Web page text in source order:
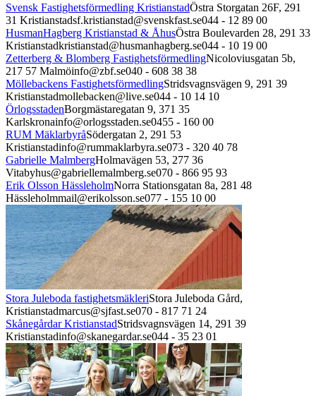
Svensk Fastighetsförmedling KristianstadÖstra Storgatan 26F, 291
31 Kristianstadsf.kristianstad@svenskfast.se044 - 12 89 00
HusmanHagberg Kristianstad & ÅhusÖstra Boulevarden 28, 291 33
Kristianstadkristianstad@husmanhagberg.se044 - 10 19 00
Zetterberg & Blomberg FastighetsförmedlingNicoloviusgatan 5b,
217 57 Malmöinfo@zbf.se040 - 608 38 38
Möllebackens FastighetsförmedlingStridsvagnsvägen 9, 291 39
Kristianstadmollebacken@live.se044 - 10 14 10
ÖrlogsstadenBorgmästaregatan 9, 371 35
Karlskronainfo@orlogsstaden.se0455 - 160 00
RUM MäklarbyråSödergatan 2, 291 53
Kristianstadinfo@rummaklarbyra.se073 - 320 40 78
Gabrielle MalmbergHolmavägen 53, 277 36
Vitabyhus@gabriellemalmberg.se070 - 866 95 93
Erik Olsson HässleholmNorra Stationsgatan 8a, 281 48
Hässleholmmail@erikolsson.se077 - 155 10 00
Stora Juleboda fastighetsmäkleriStora Juleboda Gård,
Kristianstadmarcus@sjfast.se070 - 817 71 24
Skånegårdar KristianstadStridsvagnsvägen 14, 291 39
Kristianstadinfo@skanegardar.se044 - 35 23 01